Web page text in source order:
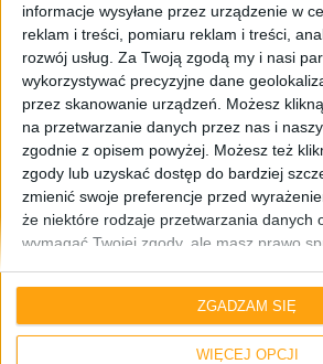
informacje wysyłane przez urządzenie w
reklam i treści, pomiaru reklam i treści,
rozwój usług. Za Twoją zgodą my i nasi
wykorzystywać precyzyjne dane
przez skanowanie urządzeń. Możesz
na przetwarzanie danych przez nas i
zgodnie z opisem powyżej. Możesz też
zgody lub uzyskać dostęp do bardziej
zmienić swoje preferencje przed
że niektóre rodzaje przetwarzania danych
wymagać Twojej zgody, ale masz prawo
do tej witryny. Możesz w dowolnym
preferencje lub wycofać zgodę, wracając
przycisk "Prywatność" na dole strony.
WIĘCEJ OPCJI
ZGADZAM SIĘ
Samsung Galaxy S 4 – jak
po 4 miesiącach od